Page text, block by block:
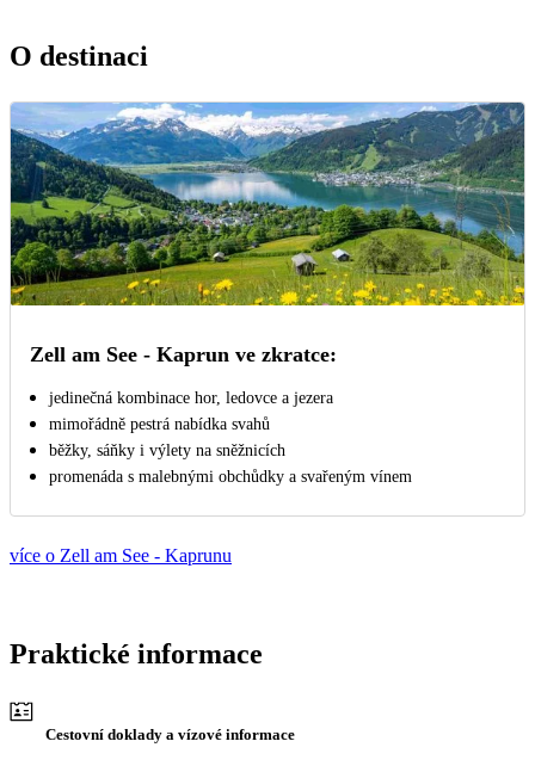
O destinaci
Zell am See - Kaprun ve zkratce:
jedinečná kombinace hor, ledovce a jezera
mimořádně pestrá nabídka svahů
běžky, sáňky i výlety na sněžnicích
promenáda s malebnými obchůdky a svařeným vínem
více o Zell am See - Kaprunu
Praktické informace
Cestovní doklady a vízové informace